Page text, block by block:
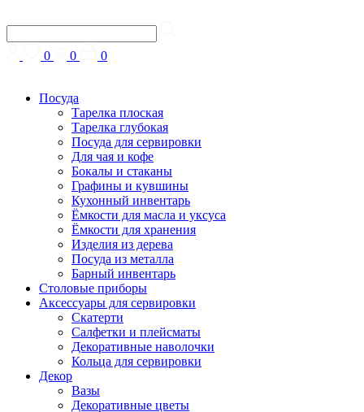
0 0 0
Посуда
Тарелка плоская
Тарелка глубокая
Посуда для сервировки
Для чая и кофе
Бокалы и стаканы
Графины и кувшины
Кухонный инвентарь
Ёмкости для масла и уксуса
Ёмкости для хранения
Изделия из дерева
Посуда из металла
Барный инвентарь
Столовые приборы
Аксессуары для сервировки
Скатерти
Cалфетки и плейсматы
Декоративные наволочки
Кольца для сервировки
Декор
Вазы
Декоративные цветы